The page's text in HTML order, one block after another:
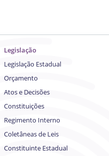
Legislação
Legislação Estadual
Orçamento
Atos e Decisões
Constituições
Regimento Interno
Coletâneas de Leis
Constituinte Estadual